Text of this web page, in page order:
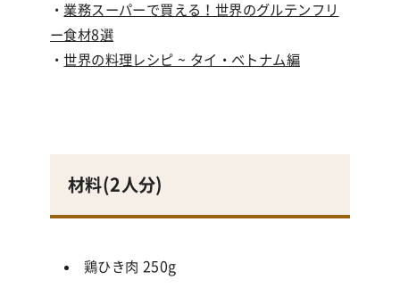
・ 業務スーパーで買える！世界のグルテンフリ
ー食材8選
・世界の料理レシピ ~ タイ・ベトナム編
材料(2人分)
鶏ひき肉 250g